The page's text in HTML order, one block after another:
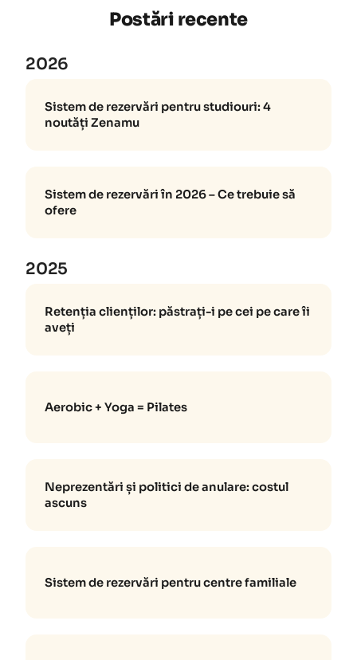
Postări recente
2026
Sistem de rezervări pentru studiouri: 4
noutăți Zenamu
Sistem de rezervări în 2026 – Ce trebuie să
ofere
2025
Retenția clienților: păstrați-i pe cei pe care îi
aveți
Aerobic + Yoga = Pilates
Neprezentări și politici de anulare: costul
ascuns
Sistem de rezervări pentru centre familiale